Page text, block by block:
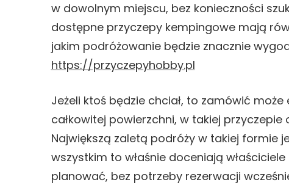
w dowolnym miejscu, bez konieczności
dostępne przyczepy kempingowe mają
jakim podróżowanie będzie znacznie
https://przyczepyhobby.pl
Jeżeli ktoś będzie chciał, to zamówić
całkowitej powierzchni, w takiej
Największą zaletą podróży w takiej formie
wszystkim to właśnie doceniają
planować, bez potrzeby rezerwacji